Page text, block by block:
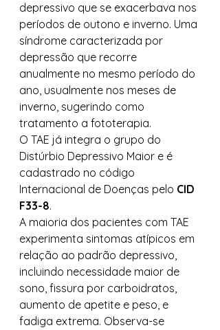
depressivo que se exacerbava nos
períodos de outono e inverno. Uma
síndrome caracterizada por
depressão que recorre
anualmente no mesmo período do
ano, usualmente nos meses de
inverno, sugerindo como
tratamento a fototerapia.
O TAE já integra o grupo do
Distúrbio Depressivo Maior e é
cadastrado no código
Internacional de Doenças pelo CID
F33-8.
A maioria dos pacientes com TAE
experimenta sintomas atípicos em
relação ao padrão depressivo,
incluindo necessidade maior de
sono, fissura por carboidratos,
aumento de apetite e peso, e
fadiga extrema. Observa-se